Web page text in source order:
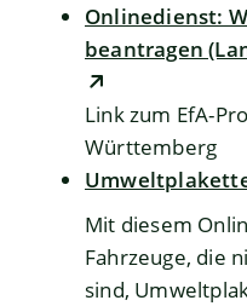
Onlinedienst:
beantragen
Link zum EfA-
Württemberg
Mit diesem
Fahrzeuge, die
sind,